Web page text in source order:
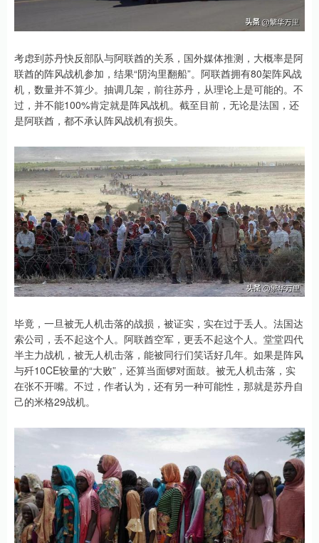
考虑到苏丹快反部队与阿联酋的关系，国外媒体推测，大概率是阿
联酋的阵风战机参加，结果“阴沟里翻船”。阿联酋拥有80架阵风战
机，数量并不算少。抽调几架，前往苏丹，从理论上是可能的。不
过，并不能100%肯定就是阵风战机。截至目前，无论是法国，还
是阿联酋，都不承认阵风战机有损失。
毕竟，一旦被无人机击落的战损，被证实，实在过于丢人。法国达
索公司，丢不起这个人。阿联酋空军，更丢不起这个人。堂堂四代
半主力战机，被无人机击落，能被同行们笑话好几年。如果是阵风
与歼10CE较量的“大败”，还算当面锣对面鼓。被无人机击落，实
在张不开嘴。不过，作者认为，还有另一种可能性，那就是苏丹自
己的米格29战机。